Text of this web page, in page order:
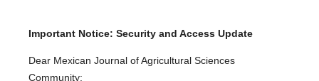
Important Notice: Security and Access Update
Dear Mexican Journal of Agricultural Sciences
Community: